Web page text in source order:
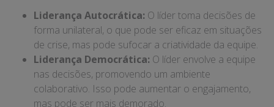
Liderança Autocrática: O líder toma decisões de
forma unilateral, o que pode ser eficaz em situações
de crise, mas pode sufocar a criatividade da equipe.
Liderança Democrática: O líder envolve a equipe
nas decisões, promovendo um ambiente
colaborativo. Isso pode aumentar o engajamento,
mas pode ser mais demorado.